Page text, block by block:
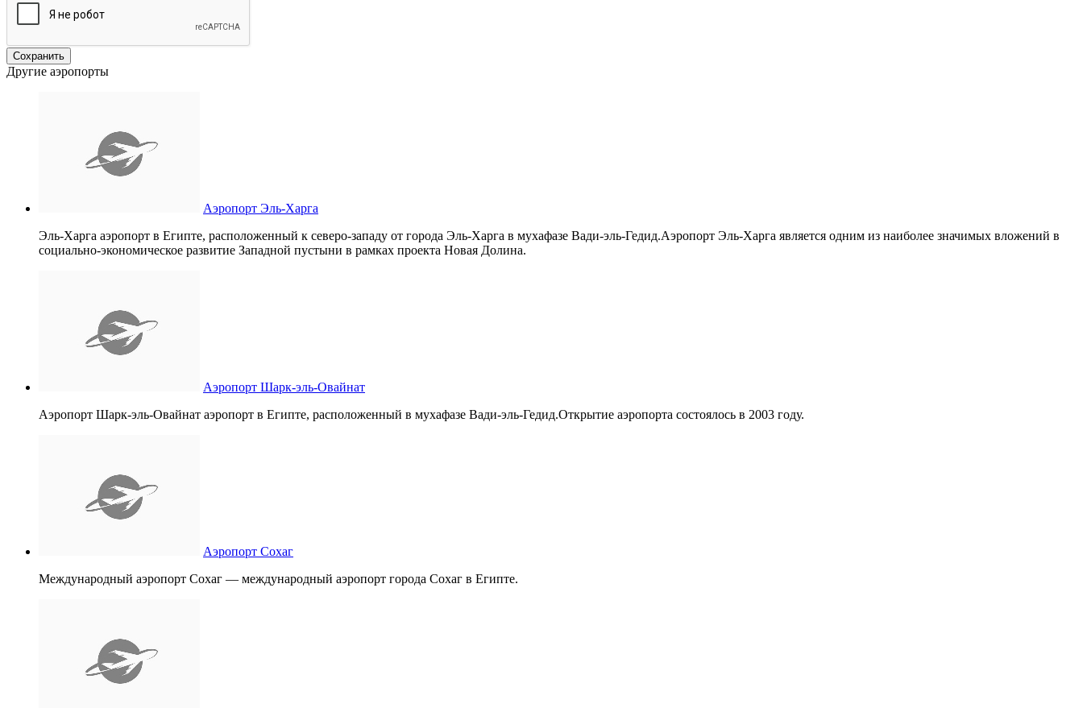
Другие аэропорты
Аэропорт Эль-Харга
Эль-Харга аэропорт в Египте, расположенный к северо-западу от города Эль-Харга в мухафазе Вади-эль-Гедид.Аэропорт Эль-Харга является одним из наиболее значимых вложений в
социально-экономическое развитие Западной пустыни в рамках проекта Новая Долина.
Аэропорт Шарк-эль-Овайнат
Аэропорт Шарк-эль-Овайнат аэропорт в Египте, расположенный в мухафазе Вади-эль-Гедид.Открытие аэропорта состоялось в 2003 году.
Аэропорт Сохаг
Международный аэропорт Сохаг — международный аэропорт города Сохаг в Египте.